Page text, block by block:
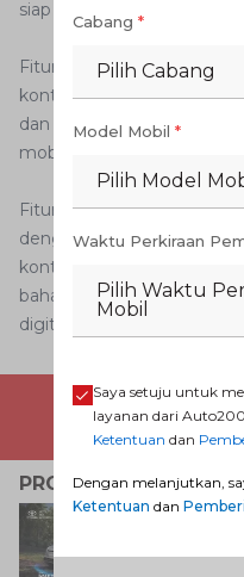
siap dihubungi oleh pihak
Fitur terakhir adalah News
konten terkait berita
dan nasional, serta tips
mobil Toyota Anda di
Fitur ini sangat
dengan segala informasi
konten yang disajikan
bahasa yang sederhana
digital zaman now.
PROMO TERKAIT
Cabang *
Pilih Cabang
Model Mobil *
Pilih Model
Waktu Perkiraan
Pilih Waktu
Mobil
Saya setuju untuk
layanan dari
Ketentuan dan
Dengan melanjutkan,
Ketentuan dan